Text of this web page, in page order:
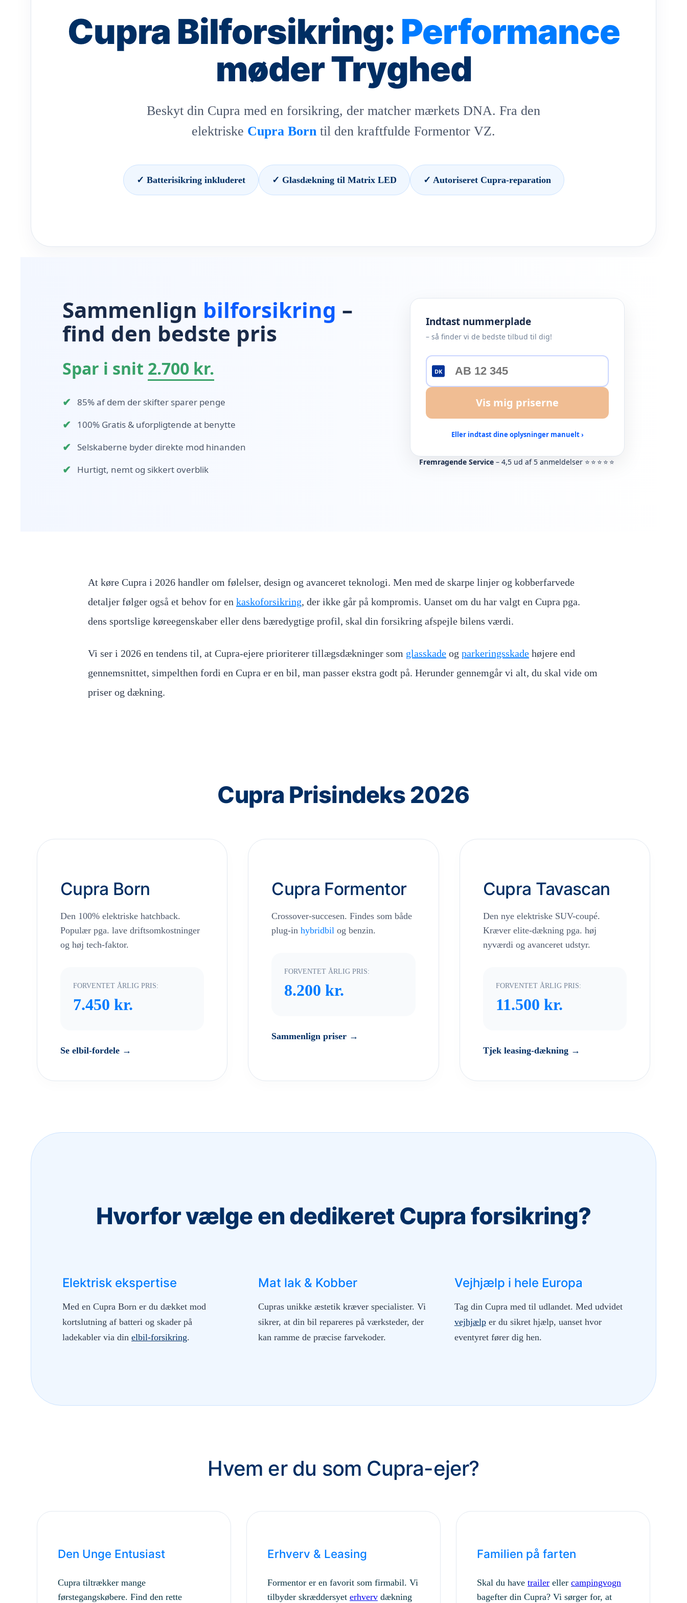
Cupra Bilforsikring: Performance
møder Tryghed
Beskyt din Cupra med en forsikring, der matcher mærkets DNA. Fra den
elektriske Cupra Born til den kraftfulde Formentor VZ.
✓ Batterisikring inkluderet ✓ Glasdækning til Matrix LED ✓ Autoriseret Cupra-reparation
Sammenlign bilforsikring –
find den bedste pris
Spar i snit 2.700 kr.
✔ 85% af dem der skifter sparer penge
✔ 100% Gratis & uforpligtende at benytte
✔ Selskaberne byder direkte mod hinanden
✔ Hurtigt, nemt og sikkert overblik
Indtast nummerplade
– så finder vi de bedste tilbud til dig!
DK
Vis mig priserne
Eller indtast dine oplysninger manuelt ›
Fremragende Service – 4,5 ud af 5 anmeldelser ⭐⭐⭐⭐⭐
At køre Cupra i 2026 handler om følelser, design og avanceret teknologi. Men med de skarpe linjer og kobberfarvede
detaljer følger også et behov for en kaskoforsikring, der ikke går på kompromis. Uanset om du har valgt en Cupra pga.
dens sportslige køreegenskaber eller dens bæredygtige profil, skal din forsikring afspejle bilens værdi.
Vi ser i 2026 en tendens til, at Cupra-ejere prioriterer tillægsdækninger som glasskade og parkeringsskade højere end
gennemsnittet, simpelthen fordi en Cupra er en bil, man passer ekstra godt på. Herunder gennemgår vi alt, du skal vide om
priser og dækning.
Cupra Prisindeks 2026
Cupra Born
Den 100% elektriske hatchback.
Populær pga. lave driftsomkostninger
og høj tech-faktor.
FORVENTET ÅRLIG PRIS:
7.450 kr.
Se elbil-fordele →
Cupra Formentor
Crossover-succesen. Findes som både
plug-inhybridbil og benzin.
FORVENTET ÅRLIG PRIS:
8.200 kr.
Sammenlign priser →
Cupra Tavascan
Den nye elektriske SUV-coupé.
Kræver elite-dækning pga. høj
nyværdi og avanceret udstyr.
FORVENTET ÅRLIG PRIS:
11.500 kr.
Tjek leasing-dækning →
Hvorfor vælge en dedikeret Cupra forsikring?
Elektrisk ekspertise
Med en Cupra Born er du dækket mod
kortslutning af batteri og skader på
ladekabler via din elbil-forsikring.
Mat lak & Kobber
Cupras unikke æstetik kræver specialister. Vi
sikrer, at din bil repareres på værksteder, der
kan ramme de præcise farvekoder.
Vejhjælp i hele Europa
Tag din Cupra med til udlandet. Med udvidet
vejhjælper du sikret hjælp, uanset hvor
eventyret fører dig hen.
Hvem er du som Cupra-ejer?
Den Unge Entusiast
Cupra tiltrækker mange
førstegangskøbere. Find den rette
Erhverv & Leasing
Formentor er en favorit som firmabil. Vi
tilbyder skræddersyet erhverv dækning
Familien på farten
Skal du have trailer eller campingvogn
bagefter din Cupra? Vi sørger for, at